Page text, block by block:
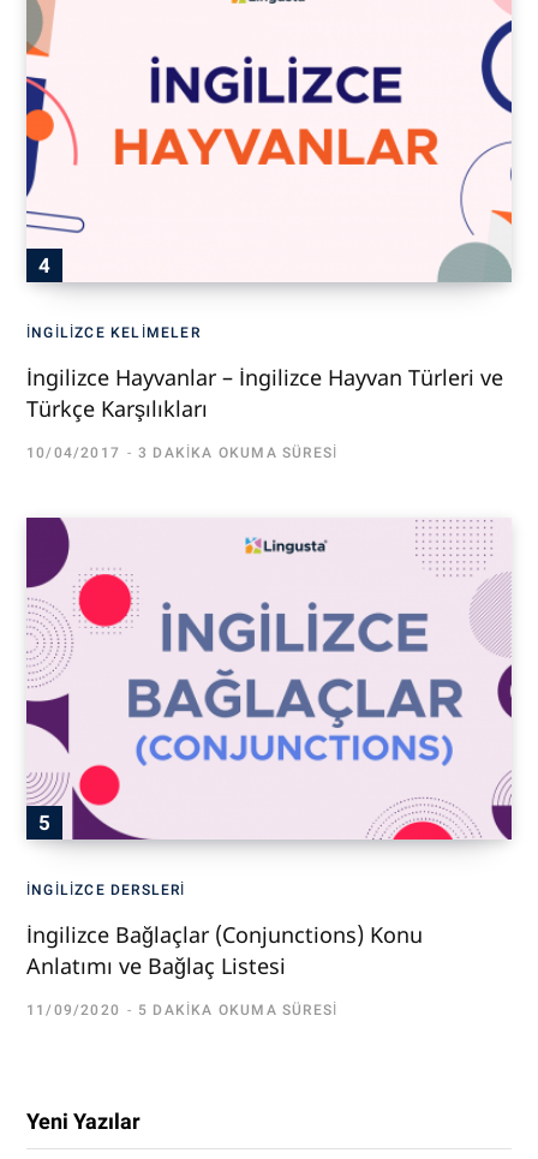
İNGILIZCE KELIMELER
İngilizce Hayvanlar – İngilizce Hayvan Türleri ve
Türkçe Karşılıkları
10/04/2017 3 DAKIKA OKUMA SÜRESI
İNGILIZCE DERSLERI
İngilizce Bağlaçlar (Conjunctions) Konu
Anlatımı ve Bağlaç Listesi
11/09/2020 5 DAKIKA OKUMA SÜRESI
Yeni Yazılar